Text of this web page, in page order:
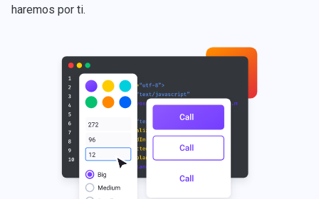
haremos por ti.